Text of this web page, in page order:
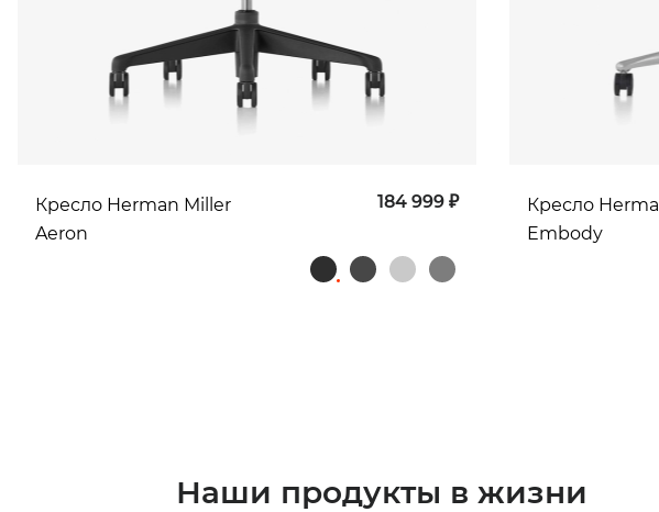
Кресло Herman Miller
Aeron
184 999 ₽
Кресло
Embody
Наши продукты в жизни